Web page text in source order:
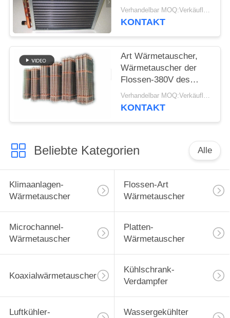
Beschichtung,
Korrosion zu
Verhandelbar MOQ:Verkäuflich
KONTAKT
Art Wärmetauscher,
Wärmetauscher der
Flossen-380V des
Gefrierschrank-
50/60HZ
Verhandelbar MOQ:Verkäuflich
KONTAKT
Beliebte Kategorien Alle
Klimaanlagen-
Wärmetauscher
Flossen-Art
Wärmetauscher
Microchannel-
Wärmetauscher
Platten-
Wärmetauscher
Koaxialwärmetauscher
Kühlschrank-
Verdampfer
Luftkühler- Wassergekühlter